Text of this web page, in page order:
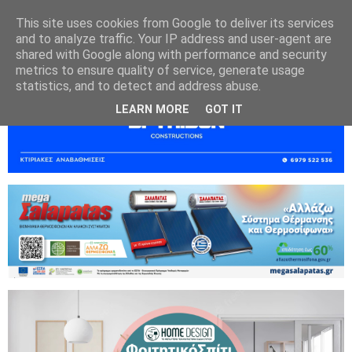
This site uses cookies from Google to deliver its services
and to analyze traffic. Your IP address and user-agent are
shared with Google along with performance and security
metrics to ensure quality of service, generate usage
statistics, and to detect and address abuse.
LEARN MORE GOT IT